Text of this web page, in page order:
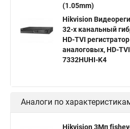
Hikvision 2cd2142fwd
Hikvision ds 2cd1148
hikvision ds 2cd2042wd i
Видеокамера hikvision hiwatch
Камера Hikvision ds 2cd2442fwd
(1.05mm)
Hikvision
32-х канальный
HD-TVI
аналоговых, HD-
7332HUHI-K4
Аналоги по
Hikvision 3Мп